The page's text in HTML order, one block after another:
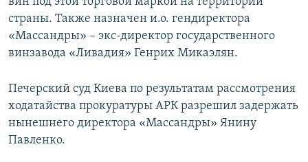
страны. Также назначен и.о. гендиректора
«Массандры» – экс-директор государственного
винзавода «Ливадия» Генрих Микаэлян.
Печерский суд Киева по результатам рассмотрения
ходатайства прокуратуры АРК разрешил задержать
нынешнего директора «Массандры» Янину
Павленко.